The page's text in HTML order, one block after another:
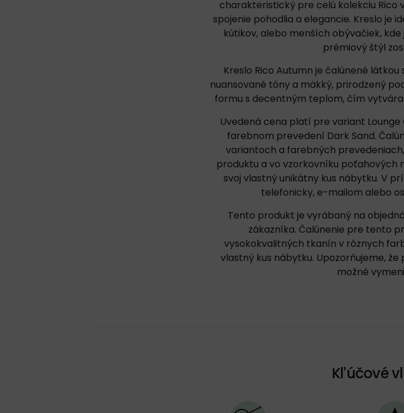
charakteristický pre celú kolekciu Rico
spojenie pohodlia a elegancie. Kreslo je
kútikov, alebo menších obývačiek,
prémiový štýl
Kreslo Rico Autumn je čalúnené
nuansované tóny a mäkký, prirodzený
formu s decentným teplom, čím
Uvedená cena platí pre variant
farebnom prevedení Dark Sand.
variantoch a farebných
produktu a vo vzorkovníku poťahových
svoj vlastný unikátny kus nábytku. V
telefonicky, e-mailom alebo
Tento produkt je vyrábaný na
zákazníka. Čalúnenie pre tento
vysokokvalitných tkanín v rôznych
vlastný kus nábytku. Upozorňujeme,
možné
Kľúčové